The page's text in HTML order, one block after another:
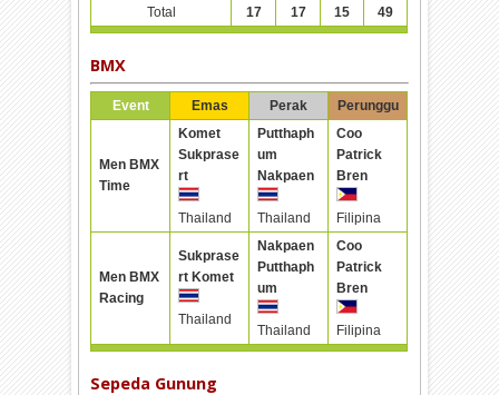
Total 17 17 15 49
BMX
Event Emas Perak Perunggu
Men BMX
Time
Komet
Sukprase
rt
Thailand
Putthaph
um
Nakpaen
Thailand
Coo
Patrick
Bren
Filipina
Men BMX
Racing
Sukprase
rt Komet
Thailand
Nakpaen
Putthaph
um
Thailand
Coo
Patrick
Bren
Filipina
Sepeda Gunung